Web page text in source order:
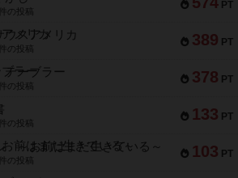
PT
の投稿
389 PT
ウスアメリカ
の投稿
378 PT
テーブラー
の投稿
133 PT
の投稿
103 PT
～お前はまだ生きている～
の投稿